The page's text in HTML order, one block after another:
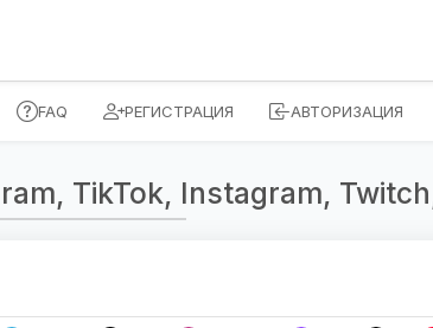
FAQ РЕГИСТРАЦИЯ АВТОРИЗАЦИЯ
TikTok, Instagram,